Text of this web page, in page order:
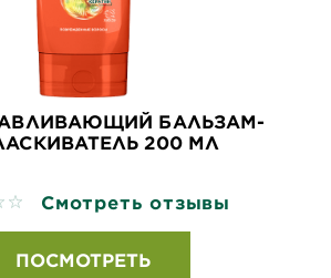
БАЛЬЗАМ-
200 МЛ
Смотреть отзывы
ПОСМОТРЕТЬ